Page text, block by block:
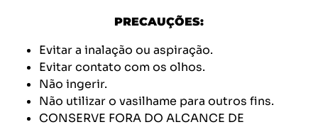
PRECAUÇÕES:
Evitar a inalação ou aspiração.
Evitar contato com os olhos.
Não ingerir.
Não utilizar o vasilhame para outros fins.
CONSERVE FORA DO ALCANCE DE